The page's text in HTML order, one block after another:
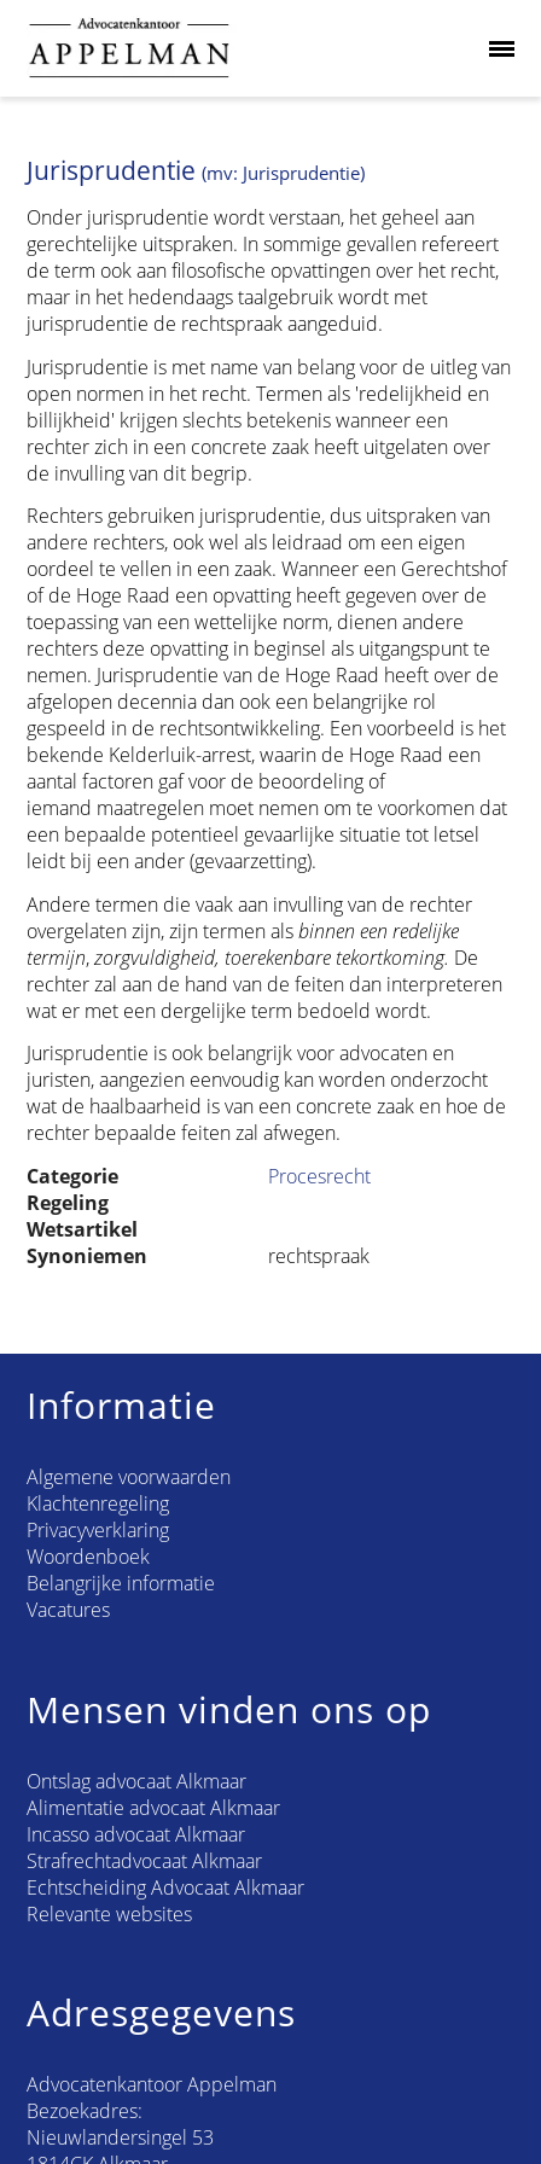
Jurisprudentie(mv: Jurisprudentie)
Onder jurisprudentie wordt verstaan, het geheel aan
gerechtelijke uitspraken. In sommige gevallen refereert
de term ook aan filosofische opvattingen over het recht,
maar in het hedendaags taalgebruik wordt met
jurisprudentie de rechtspraak aangeduid.
Jurisprudentie is met name van belang voor de uitleg van
open normen in het recht. Termen als 'redelijkheid en
billijkheid' krijgen slechts betekenis wanneer een
rechter zich in een concrete zaak heeft uitgelaten over
de invulling van dit begrip.
Rechters gebruiken jurisprudentie, dus uitspraken van
andere rechters, ook wel als leidraad om een eigen
oordeel te vellen in een zaak. Wanneer een Gerechtshof
of de Hoge Raad een opvatting heeft gegeven over de
toepassing van een wettelijke norm, dienen andere
rechters deze opvatting in beginsel als uitgangspunt te
nemen. Jurisprudentie van de Hoge Raad heeft over de
afgelopen decennia dan ook een belangrijke rol
gespeeld in de rechtsontwikkeling. Een voorbeeld is het
bekende Kelderluik-arrest, waarin de Hoge Raad een
aantal factoren gaf voor de beoordeling of
iemand maatregelen moet nemen om te voorkomen dat
een bepaalde potentieel gevaarlijke situatie tot letsel
leidt bij een ander (gevaarzetting).
Andere termen die vaak aan invulling van de rechter
overgelaten zijn, zijn termen alsbinnen een redelijke
termijn,zorgvuldigheid, toerekenbare tekortkoming. De
rechter zal aan de hand van de feiten dan interpreteren
wat er met een dergelijke term bedoeld wordt.
Jurisprudentie is ook belangrijk voor advocaten en
juristen, aangezien eenvoudig kan worden onderzocht
wat de haalbaarheid is van een concrete zaak en hoe de
rechter bepaalde feiten zal afwegen.
Categorie
Procesrecht
Regeling
Wetsartikel
Synoniemen
rechtspraak
Informatie
Algemene voorwaarden
Klachtenregeling
Privacyverklaring
Woordenboek
Belangrijke informatie
Vacatures
Mensen vinden ons op
Ontslag advocaat Alkmaar
Alimentatie advocaat Alkmaar
Incasso advocaat Alkmaar
Strafrechtadvocaat Alkmaar
Echtscheiding Advocaat Alkmaar
Relevante websites
Adresgegevens
Advocatenkantoor Appelman
Bezoekadres:
Nieuwlandersingel 53